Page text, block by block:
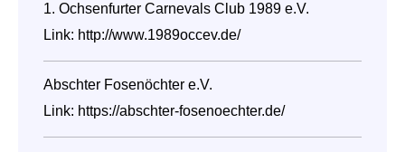
1. Ochsenfurter Carnevals Club 1989 e.V.
Link: http://www.1989occev.de/
Abschter Fosenöchter e.V.
Link: https://abschter-fosenoechter.de/